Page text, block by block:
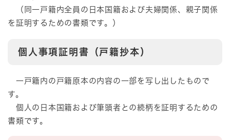
（同一戸籍内全員の日本国籍および夫婦関係、親子関係
を証明するための書類です。）
個人事項証明書（戸籍抄本）
一戸籍内の戸籍原本の内容の一部を写し出したもので
す。
個人の日本国籍および筆頭者との続柄を証明するための
書類です。